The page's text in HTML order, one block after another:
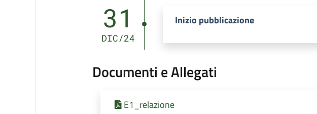
31
DIC/24
Inizio pubblicazione
Documenti e Allegati
E1_relazione